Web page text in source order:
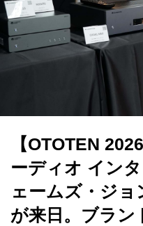
【OTOTEN
ーディオ イン
ェームズ・ジ
が来日。ブラン